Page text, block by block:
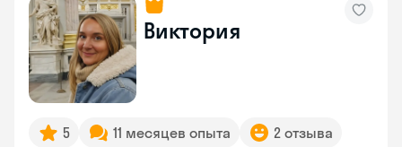
Виктория
5 11 месяцев опыта 2 отзыва